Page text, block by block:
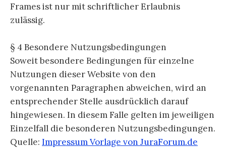
Frames ist nur mit schriftlicher Erlaubnis
zulässig.
§ 4 Besondere Nutzungsbedingungen
Soweit besondere Bedingungen für einzelne
Nutzungen dieser Website von den
vorgenannten Paragraphen abweichen, wird an
entsprechender Stelle ausdrücklich darauf
hingewiesen. In diesem Falle gelten im jeweiligen
Einzelfall die besonderen Nutzungsbedingungen.
Quelle: Impressum Vorlage von JuraForum.de